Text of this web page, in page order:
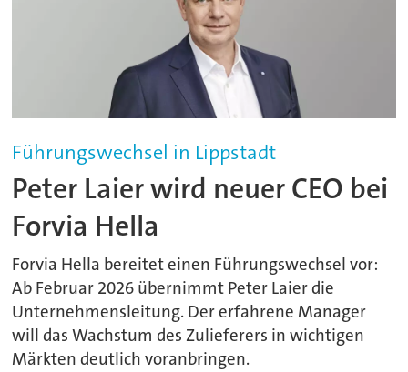
Führungswechsel in Lippstadt
Peter Laier wird neuer CEO bei
Forvia Hella
Forvia Hella bereitet einen Führungswechsel vor:
Ab Februar 2026 übernimmt Peter Laier die
Unternehmensleitung. Der erfahrene Manager
will das Wachstum des Zulieferers in wichtigen
Märkten deutlich voranbringen.